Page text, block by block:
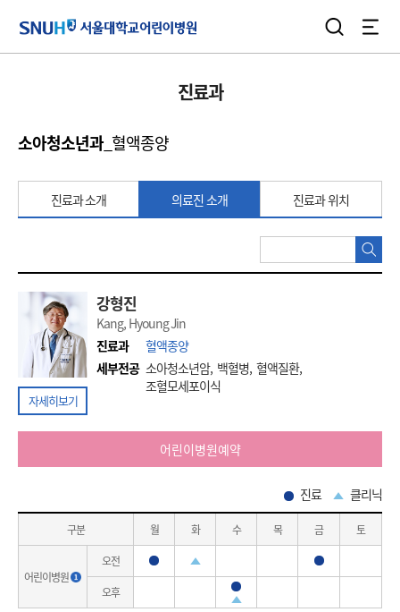
검색
진료과
소아청소년과 _혈액종양
진료과 소개 의료진 소개 진료과 위치
료
자세히보기
강형진
Kang, Hyoung Jin
진료과
혈액종양
세부전공 소아청소년암, 백혈병, 혈액질환,
조혈모세포이식
어린이병원예약
진료 클리닉
구분 월 화 수 목 금 토
어린이병원
오전 클리닉
진료
오후
클리닉